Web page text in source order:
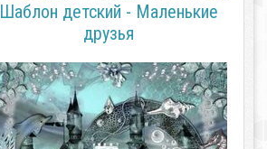
Шаблон детский - Маленькие
друзья